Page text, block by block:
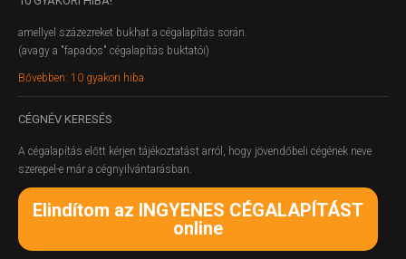
amellyel százezreket bukhat a cégalapítás során.
(avagy a "fapados" cégalapítás buktatói)
Bővebben: 10 gyakori hiba
CÉGNÉV KERESÉS
A cégalapítás előtt kérjen tájékoztatást arról, hogy jövendőbeli cégének neve
szerepel-e már a cégnyilvántarásban.
Elindítom az INGYENES CÉGALAPÍTÁST
online